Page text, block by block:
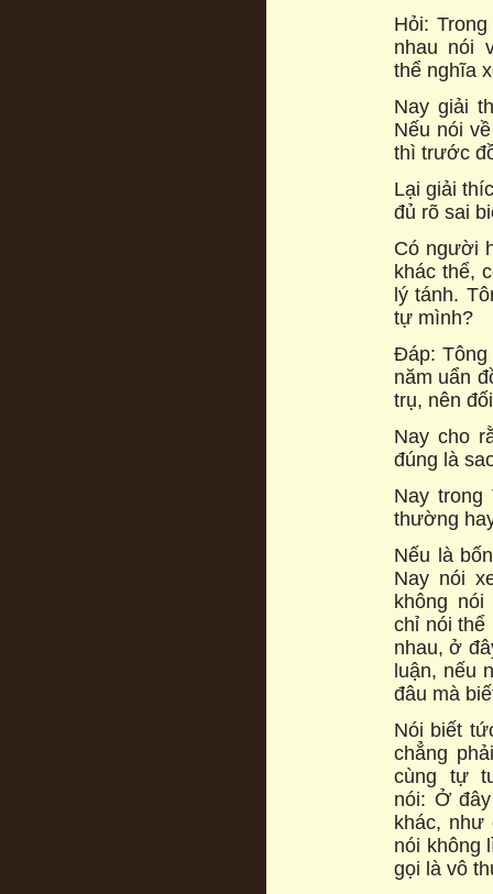
Hỏi:
nhau nói
thể nghĩa
Nay giải
Nếu nói
thì trước
Lại giải
đủ rõ sai
Có người
khác thể,
lý tánh.
tự mình?
Đáp:
năm uẩn
trụ, nên
Nay cho
đúng là
Nay
thường
Nếu là
Nay nói
không
chỉ nói thể
nhau, ở
luận, nếu
đâu mà
Nói biết
chẳng
cùng tự
nói: Ở
khác, như
nói không
gọi là vô